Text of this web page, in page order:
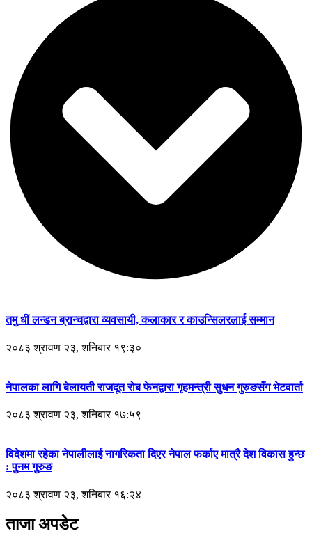
तमु धीं लन्डन ब्रान्चद्वारा व्यवसायी, कलाकार र काउन्सिलरलाई सम्मान
२०८३ श्रावण २३, शनिबार १९:३०
नेपालका लागि बेलायती राजदूत रोब फेनद्वारा गृहमन्त्री सुधन गुरुङसँग भेटवार्ता
२०८३ श्रावण २३, शनिबार १७:५९
विदेशमा रहेका नेपालीलाई नागरिकता दिएर नेपाल फर्काए मात्रै देश विकास हुन्छ
: पुनम गुरुङ
२०८३ श्रावण २३, शनिबार १६:२४
ताजा अपडेट